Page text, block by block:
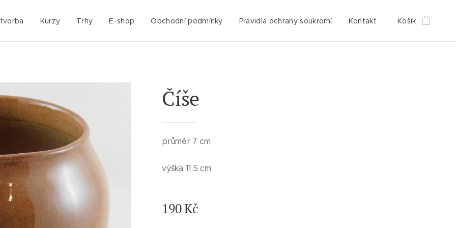
Kurzy Trhy E-shop Obchodní podmínky Pravidla ochrany soukromí Kontakt Košík
Číše
průměr 7 cm
výška 11,5 cm
190Kč